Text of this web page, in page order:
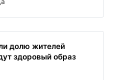
долю жителей
здоровый образ